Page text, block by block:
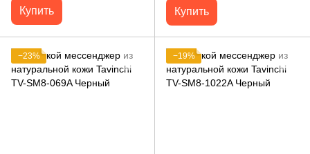
Купить Купить
−23% −19%